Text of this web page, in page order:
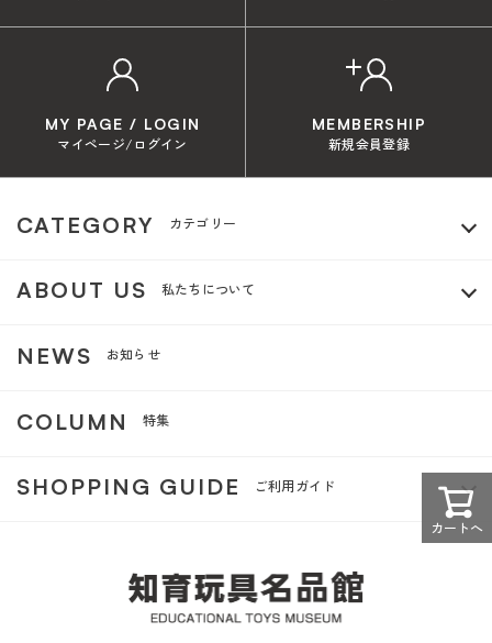
カートへ
MY PAGE / LOGIN
マイページ/ログイン
MEMBERSHIP
新規会員登録
CATEGORY カテゴリー
ABOUT US 私たちについて
NEWS お知らせ
COLUMN 特集
SHOPPING GUIDE ご利用ガイド